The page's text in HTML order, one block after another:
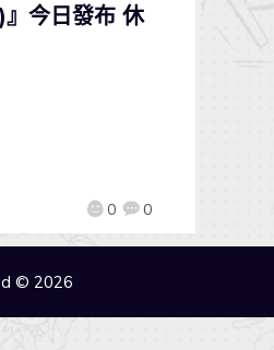
今日發布 休
0 0
© 2026